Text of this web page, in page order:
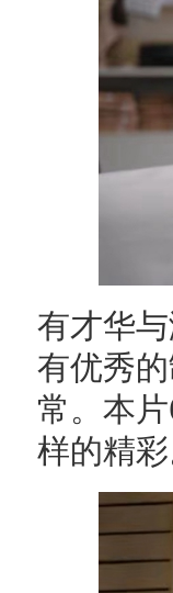
有才华
有优秀
常。本
样的精彩